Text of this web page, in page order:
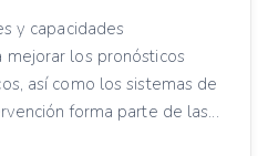
y capacidades
los pronósticos
así como los sistemas de
forma parte de las...